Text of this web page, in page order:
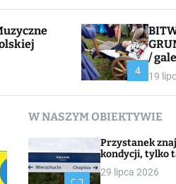
4
/
19
W NASZYM OBIEKTYWIE
Przystanek
kondycji, tylko
29 lipca 2026